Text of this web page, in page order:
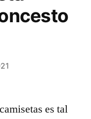
es tal